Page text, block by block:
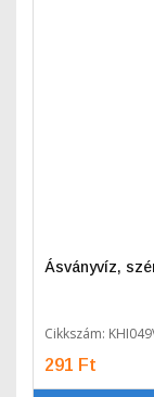
Ásványvíz,
Cikkszám:
291 Ft